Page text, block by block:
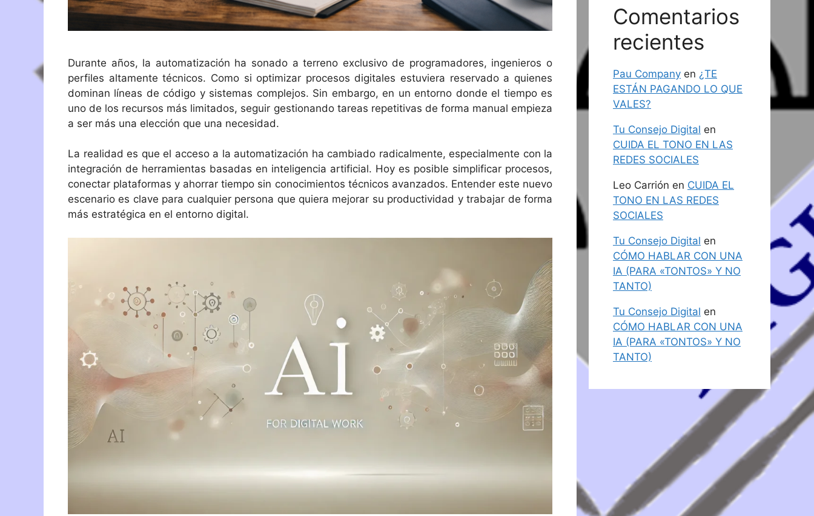
Durante años, la automatización ha sonado a terreno exclusivo de programadores, ingenieros o
perfiles altamente técnicos. Como si optimizar procesos digitales estuviera reservado a quienes
dominan líneas de código y sistemas complejos. Sin embargo, en un entorno donde el tiempo es
uno de los recursos más limitados, seguir gestionando tareas repetitivas de forma manual empieza
a ser más una elección que una necesidad.
La realidad es que el acceso a la automatización ha cambiado radicalmente, especialmente con la
integración de herramientas basadas en inteligencia artificial. Hoy es posible simplificar procesos,
conectar plataformas y ahorrar tiempo sin conocimientos técnicos avanzados. Entender este nuevo
escenario es clave para cualquier persona que quiera mejorar su productividad y trabajar de forma
más estratégica en el entorno digital.
Comentarios
recientes
Pau Company en ¿TE
ESTÁN PAGANDO LO QUE
VALES?
Tu Consejo Digital en
CUIDA EL TONO EN LAS
REDES SOCIALES
Leo Carrión en CUIDA EL
TONO EN LAS REDES
SOCIALES
Tu Consejo Digital en
CÓMO HABLAR CON UNA
IA (PARA «TONTOS» Y NO
TANTO)
Tu Consejo Digital en
CÓMO HABLAR CON UNA
IA (PARA «TONTOS» Y NO
TANTO)